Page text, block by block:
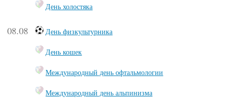
День холостяка
08.08 День физкультурника
День кошек
Международный день офтальмологии
Международный день альпинизма